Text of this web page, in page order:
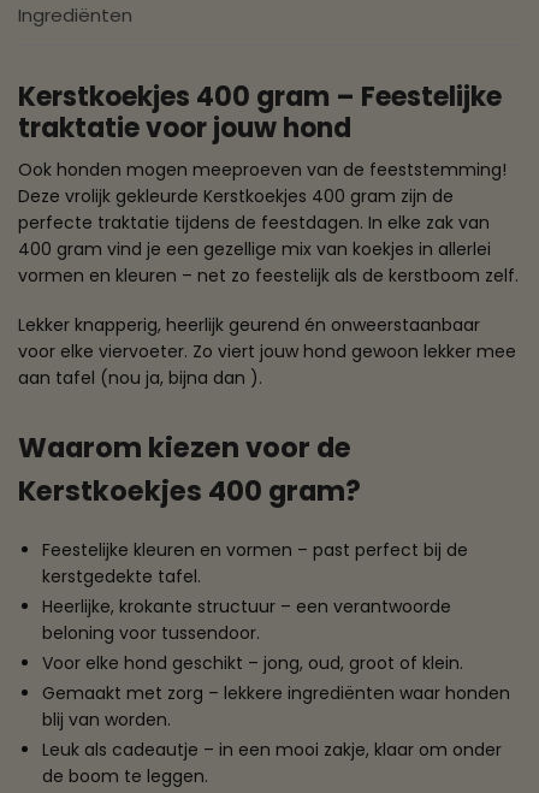
Ingrediënten
Kerstkoekjes 400 gram – Feestelijke
traktatie voor jouw hond
Ook honden mogen meeproeven van de feeststemming!
Deze vrolijk gekleurde Kerstkoekjes 400 gram zijn de
perfecte traktatie tijdens de feestdagen. In elke zak van
400 gram vind je een gezellige mix van koekjes in allerlei
vormen en kleuren – net zo feestelijk als de kerstboom zelf.
Lekker knapperig, heerlijk geurend én onweerstaanbaar
voor elke viervoeter. Zo viert jouw hond gewoon lekker mee
aan tafel (nou ja, bijna dan ).
Waarom kiezen voor de
Kerstkoekjes 400 gram?
Feestelijke kleuren en vormen – past perfect bij de
kerstgedekte tafel.
Heerlijke, krokante structuur – een verantwoorde
beloning voor tussendoor.
Voor elke hond geschikt – jong, oud, groot of klein.
Gemaakt met zorg – lekkere ingrediënten waar honden
blij van worden.
Leuk als cadeautje – in een mooi zakje, klaar om onder
de boom te leggen.